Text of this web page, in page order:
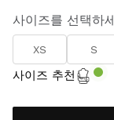
사이즈를 선택하
XS S
사이즈 추천